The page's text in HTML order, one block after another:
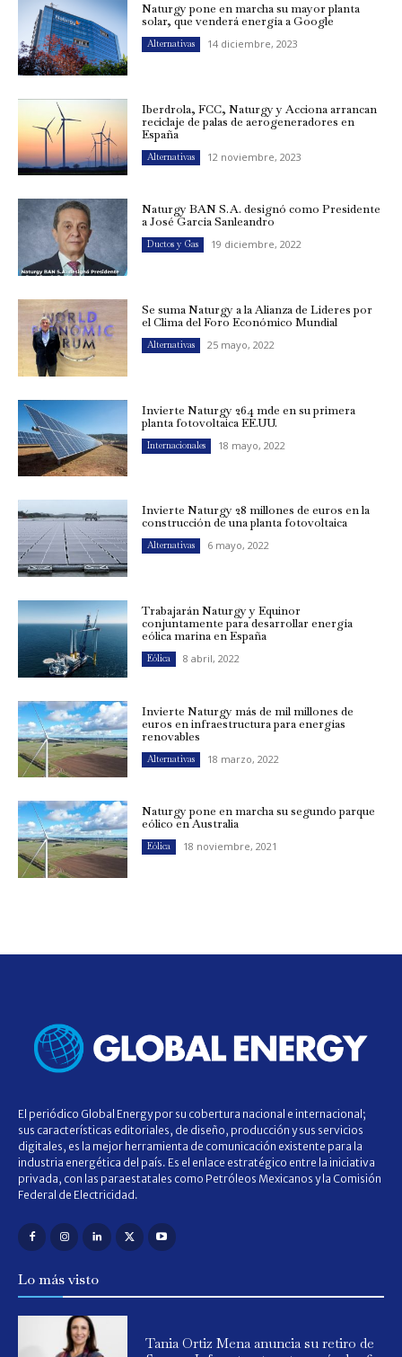
Naturgy pone en marcha su mayor planta
solar, que venderá energía a Google
Alternativas 14 diciembre, 2023
Iberdrola, FCC, Naturgy y Acciona arrancan
reciclaje de palas de aerogeneradores en
España
Alternativas 12 noviembre, 2023
Naturgy BAN S.A. designó como Presidente
a José García Sanleandro
Ductos y Gas 19 diciembre, 2022
Se suma Naturgy a la Alianza de Líderes por
el Clima del Foro Económico Mundial
Alternativas 25 mayo, 2022
Invierte Naturgy 264 mde en su primera
planta fotovoltaica EE.UU.
Internacionales 18 mayo, 2022
Invierte Naturgy 28 millones de euros en la
construcción de una planta fotovoltaica
Alternativas 6 mayo, 2022
Trabajarán Naturgy y Equinor
conjuntamente para desarrollar energía
eólica marina en España
Eólica 8 abril, 2022
Invierte Naturgy más de mil millones de
euros en infraestructura para energías
renovables
Alternativas 18 marzo, 2022
Naturgy pone en marcha su segundo parque
eólico en Australia
Eólica 18 noviembre, 2021
El periódico Global Energy por su cobertura nacional e internacional;
sus características editoriales, de diseño, producción y sus servicios
digitales, es la mejor herramienta de comunicación existente para la
industria energética del país. Es el enlace estratégico entre la iniciativa
privada, con las paraestatales como Petróleos Mexicanos y la Comisión
Federal de Electricidad.
Lo más visto
Tania Ortiz Mena anuncia su retiro de